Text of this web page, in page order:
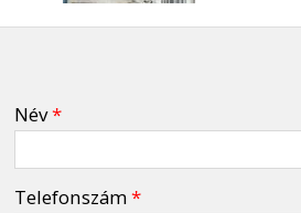
Név*
Telefonszám*